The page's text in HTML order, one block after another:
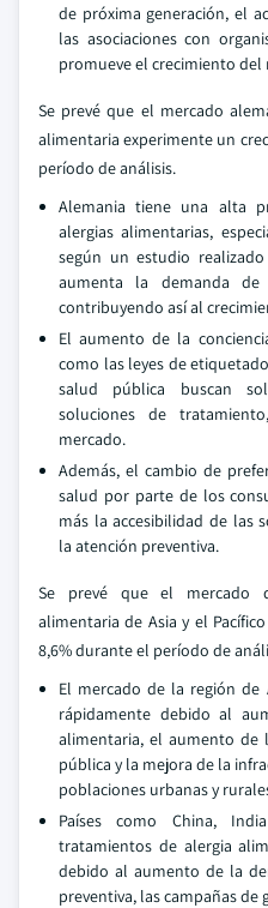
de próxima generación, el
las asociaciones con
promueve el crecimiento del
Se prevé que el mercado
alimentaria experimente un
período de análisis.
Alemania tiene una alta
alergias alimentarias,
según un estudio
aumenta la demanda de
contribuyendo así al
El aumento de la
como las leyes de
salud pública buscan
soluciones de
mercado.
Además, el cambio de
salud por parte de los
más la accesibilidad de las
la atención preventiva.
Se prevé que el mercado
alimentaria de Asia y el
8,6% durante el período de
El mercado de la región de
rápidamente debido al
alimentaria, el aumento de
pública y la mejora de la
poblaciones urbanas y
Países como China,
tratamientos de alergia
debido al aumento de la
preventiva, las campañas